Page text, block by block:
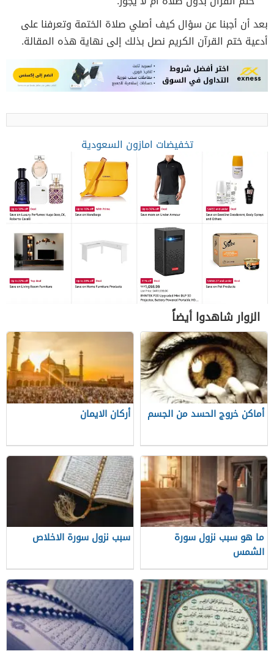
بعد أن أجبنا عن سؤال كيف أصلي صلاة الختمة وتعرفنا على
أدعية ختم القرآن الكريم نصل بذلك إلى نهاية هذه المقالة.
تخفيضات امازون السعودية
الزوار شاهدوا أيضاً
أماكن خروج الحسد من الجسم أركان الايمان
ما هو سبب نزول سورة
الشمس
سبب نزول سورة الاخلاص